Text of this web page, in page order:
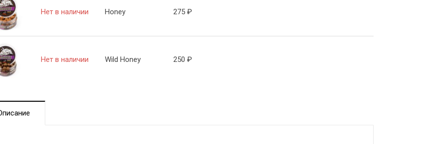
Нет в наличии Honey 275 ₽
Нет в наличии Wild Honey 250 ₽